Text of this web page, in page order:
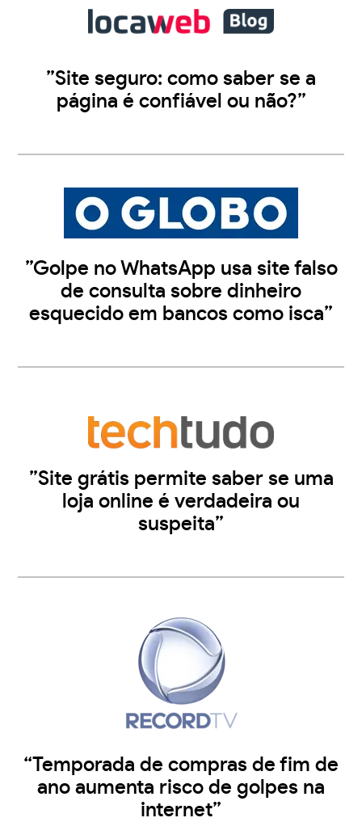
”Site seguro: como saber se a
página é confiável ou não?”
”Golpe no WhatsApp usa site falso
de consulta sobre dinheiro
esquecido em bancos como isca”
”Site grátis permite saber se uma
loja online é verdadeira ou
suspeita”
“Temporada de compras de fim de
ano aumenta risco de golpes na
internet”